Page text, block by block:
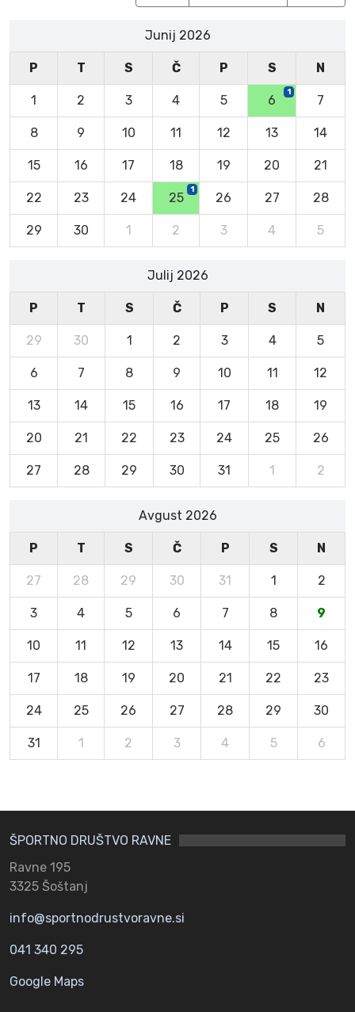
Junij 2026
P T S Č P S N
1 2 3 4 5 6
1
7
8 9 10 11 12 13 14
15 16 17 18 19 20 21
22 23 24 25
1
26 27 28
29 30 1 2 3 4 5
Julij 2026
P T S Č P S N
29 30 1 2 3 4 5
6 7 8 9 10 11 12
13 14 15 16 17 18 19
20 21 22 23 24 25 26
27 28 29 30 31 1 2
Avgust 2026
P T S Č P S N
27 28 29 30 31 1 2
3 4 5 6 7 8 9
10 11 12 13 14 15 16
17 18 19 20 21 22 23
24 25 26 27 28 29 30
31 1 2 3 4 5 6
ŠPORTNO DRUŠTVO RAVNE
Ravne 195
3325 Šoštanj
info@sportnodrustvoravne.si
041 340 295
Google Maps